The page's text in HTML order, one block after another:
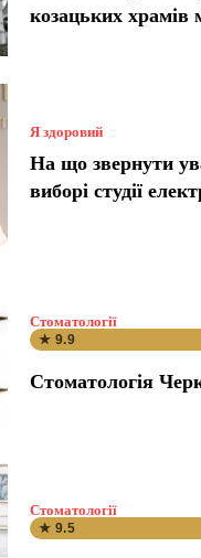
козацьких храмів
Я здоровий
На що звернути
виборі студії
Стоматології
★ 9.9
Стоматологія
Стоматології
★ 9.5